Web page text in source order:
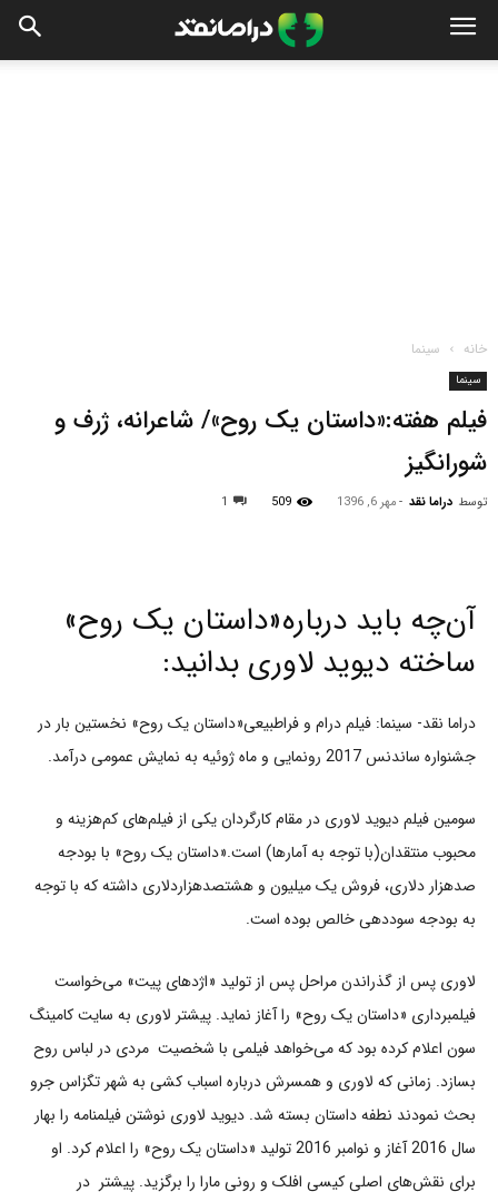
خانه سینما
سینما
فیلم هفته:«داستان یک روح»/ شاعرانه، ژرف و
شورانگیز
توسط دراما نقد -مهر 6, 1396 509
1
آن‌چه باید درباره«داستان یک روح»
ساخته دیوید لاوری بدانید:
دراما نقد- سینما: فیلم درام و فراطبیعی«داستان یک روح» نخستین بار در
جشنواره ساندنس 2017 رونمایی و ماه ژوئیه به نمایش عمومی درآمد.
سومین فیلم دیوید لاوری در مقام کارگردان یکی از فیلم‌های کم‌هزینه و
محبوب منتقدان(با توجه به آمارها) است.«داستان یک روح» با بودجه
صدهزار دلاری، فروش یک میلیون و هشتصدهزاردلاری داشته که با توجه
به بودجه سوددهی خالص بوده است.
لاوری پس از گذراندن مراحل پس از تولید «اژدهای پیت» می‌خواست
فیلمبرداری «داستان یک روح» را آغاز نماید. پیشتر لاوری به سایت کامینگ
سون اعلام کرده بود که می‌خواهد فیلمی با شخصیت مردی در لباس روح
بسازد. زمانی که لاوری و همسرش درباره اسباب کشی به شهر تگزاس جرو
بحث نمودند نطفه داستان بسته شد. دیوید لاوری نوشتن فیلمنامه را بهار
سال 2016 آغاز و نوامبر 2016 تولید «داستان یک روح» را اعلام کرد. او
برای نقش‌های اصلی کیسی افلک و رونی مارا را برگزید. پیشتر در